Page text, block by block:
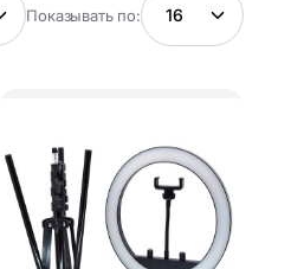
и устройства для
ЗУ
переходники и ТВ-
Показывать по: